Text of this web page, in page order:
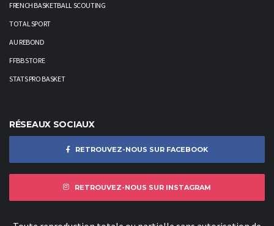
FRENCH BASKETBALL SCOUTING
TOTAL SPORT
AU REBOND
FFBB STORE
STATS PRO BASKET
RÉSEAUX SOCIAUX
RETROUVEZ-NOUS SUR FACEBOOK
RETROUVEZ-NOUS SUR INSTAGRAM